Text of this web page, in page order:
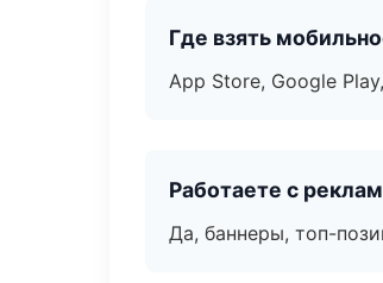
Где взять
App Store, Google
Работаете с
Да, баннеры, топ-